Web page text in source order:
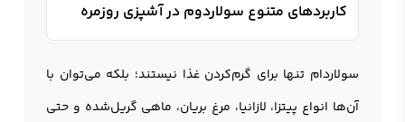
کاربردهای متنوع سولاردوم در آشپزی روزمره
سولاردام تنها برای گرم‌کردن غذا نیستند؛ بلکه می‌توان با
آن‌ها انواع پیتزا، لازانیا، مرغ بریان، ماهی گریل‌شده و حتی